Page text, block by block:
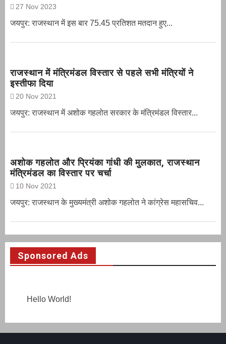
27 Nov 2023
जयपुर: राजस्थान में इस बार 75.45 प्रतिशत मतदान हुए...
राजस्थान में मंत्रिमंडल विस्तार से पहले सभी मंत्रियों ने
इस्तीफा दिया
20 Nov 2021
जयपुर: राजस्थान में अशोक गहलोत सरकार के मंत्रिमंडल विस्तार...
अशोक गहलोत और प्रियंका गांधी की मुलकात, राजस्थान
मंत्रिमंडल का विस्तार पर चर्चा
10 Nov 2021
जयपुर: राजस्थान के मुख्यमंत्री अशोक गहलोत ने कांग्रेस महासचिव...
Sponsored Ads
Hello World!